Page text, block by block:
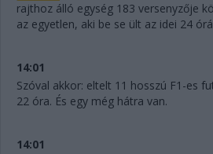
rajthoz álló egység 183 versenyzője
az egyetlen, aki be se ült az idei 24
14:01
Szóval akkor: eltelt 11 hosszú F1-es
22 óra. És egy még hátra van.
14:01